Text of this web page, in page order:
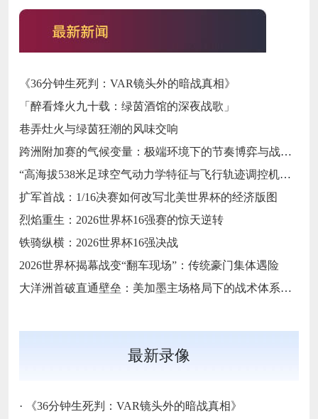
《36分钟生死判：VAR镜头外的暗战真相》
「醉看烽火九十载：绿茵酒馆的深夜战歌」
巷弄灶火与绿茵狂潮的风味交响
跨洲附加赛的气候变量：极端环境下的节奏博弈与战术自适应
“高海拔538米足球空气动力学特征与飞行轨迹调控机制——以2026世界杯BBVA球场为实证场景”
扩军首战：1/16决赛如何改写北美世界杯的经济版图
烈焰重生：2026世界杯16强赛的惊天逆转
铁骑纵横：2026世界杯16强决战
2026世界杯揭幕战变“翻车现场”：传统豪门集体遇险
大洋洲首破直通壁垒：美加墨主场格局下的战术体系重构
最新录像
·
《36分钟生死判：VAR镜头外的暗战真相》